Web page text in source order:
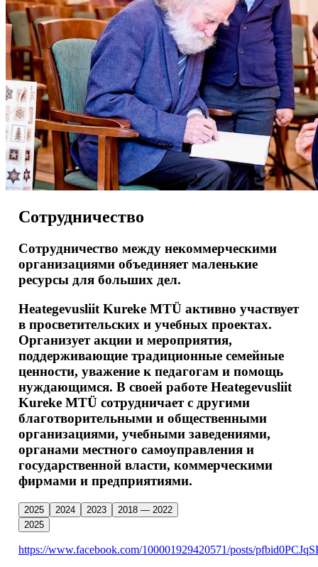
Сотрудничество
Сотрудничество между некоммерческими
организациями объединяет маленькие
ресурсы для больших дел.
Heategevusliit Kureke MTÜ активно участвует
в просветительских и учебных проектах.
Организует акции и мероприятия,
поддерживающие традиционные семейные
ценности, уважение к педагогам и помощь
нуждающимся. В своей работе Heategevusliit
Kureke MTÜ сотрудничает с другими
благотворительными и общественными
организациями, учебными заведениями,
органами местного самоуправления и
государственной власти, коммерческими
фирмами и предприятиями.
2025 2024 2023
2018 — 2022
2025
https://www.facebook.com/100001929420571/posts/